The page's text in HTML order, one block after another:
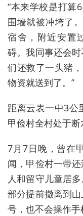
“本来学校是打算
围墙就被冲垮了
宿舍，附近安置
碍。我同事还会
们还救了一头猪
物资就送到了。”
距离云表一中3公
甲俭村全村处于断
7月7日晚，曾在
闻，甲俭村一带
人和留守儿童居
部分提前撤离到
号，也不会操作手